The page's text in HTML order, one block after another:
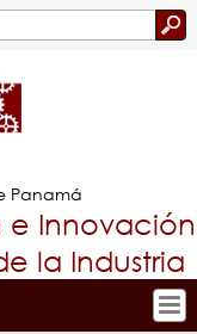
Panamá
e Innovación
la Industria